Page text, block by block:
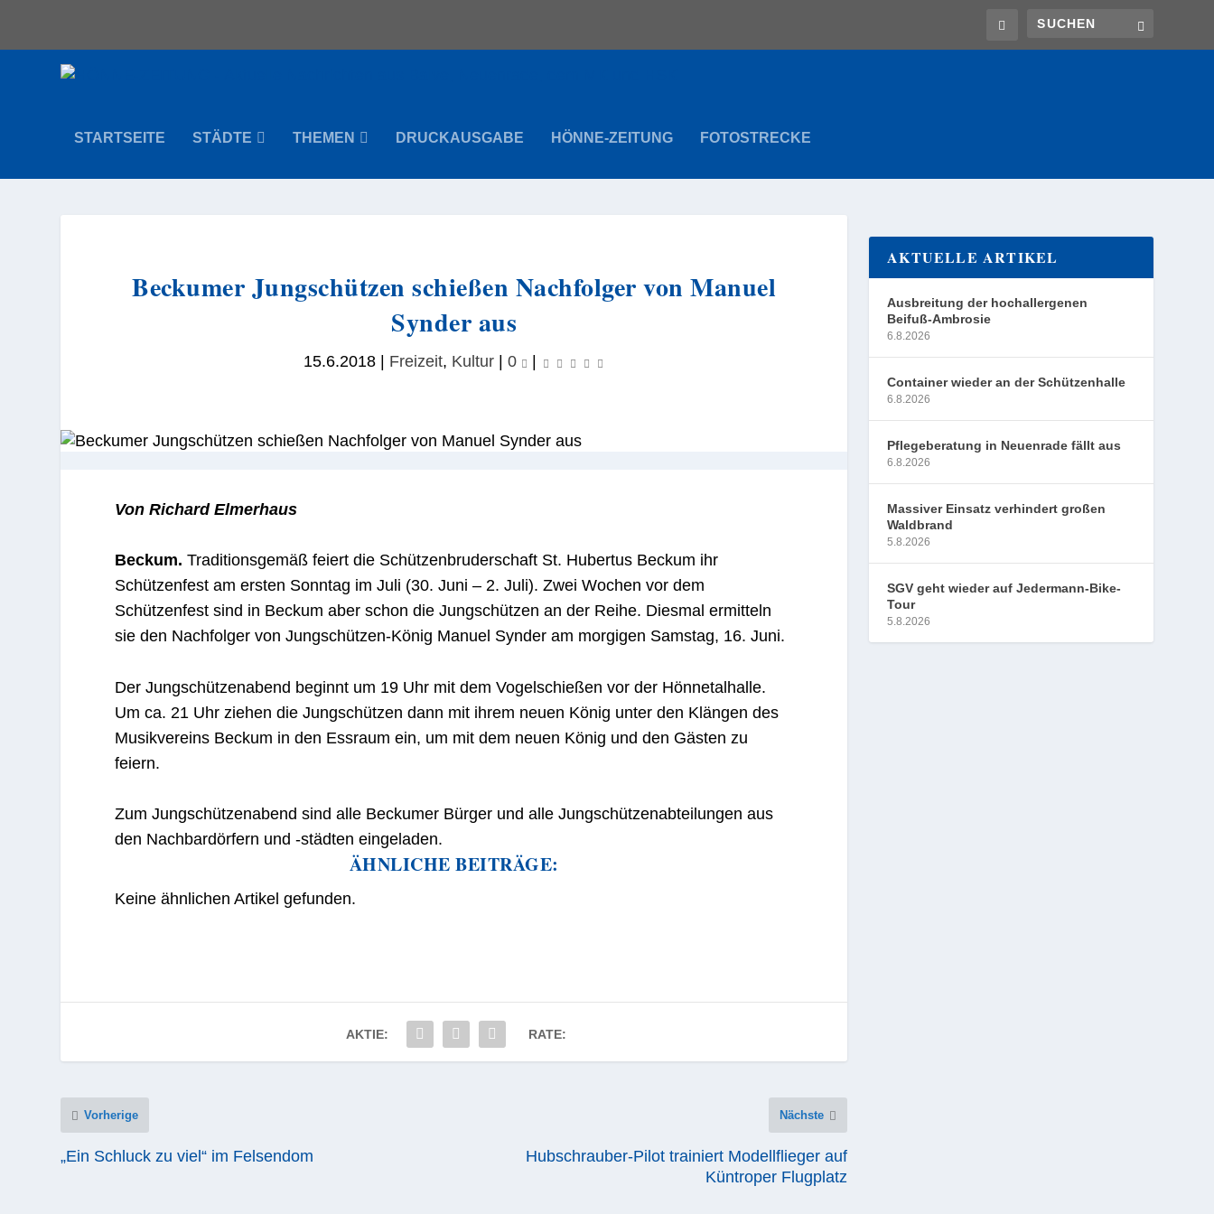
STARTSEITE STÄDTE THEMEN DRUCKAUSGABE HÖNNE-ZEITUNG FOTOSTRECKE
Beckumer Jungschützen schießen Nachfolger von Manuel
Synder aus
15.6.2018 Freizeit, Kultur |0
Von Richard Elmerhaus
Beckum. Traditionsgemäß feiert die Schützenbruderschaft St. Hubertus Beckum ihr
Schützenfest am ersten Sonntag im Juli (30. Juni – 2. Juli). Zwei Wochen vor dem
Schützenfest sind in Beckum aber schon die Jungschützen an der Reihe. Diesmal ermitteln
sie den Nachfolger von Jungschützen-König Manuel Synder am morgigen Samstag, 16. Juni.
Der Jungschützenabend beginnt um 19 Uhr mit dem Vogelschießen vor der Hönnetalhalle.
Um ca. 21 Uhr ziehen die Jungschützen dann mit ihrem neuen König unter den Klängen des
Musikvereins Beckum in den Essraum ein, um mit dem neuen König und den Gästen zu
feiern.
Zum Jungschützenabend sind alle Beckumer Bürger und alle Jungschützenabteilungen aus
den Nachbardörfern und -städten eingeladen.
ÄHNLICHE BEITRÄGE:
Keine ähnlichen Artikel gefunden.
AKTIE: RATE:
Vorherige
„Ein Schluck zu viel“ im Felsendom
Nächste
Hubschrauber-Pilot trainiert Modellflieger auf
Küntroper Flugplatz
AKTUELLE ARTIKEL
Ausbreitung der hochallergenen
Beifuß-Ambrosie
6.8.2026
Container wieder an der Schützenhalle
6.8.2026
Pflegeberatung in Neuenrade fällt aus
6.8.2026
Massiver Einsatz verhindert großen
Waldbrand
5.8.2026
SGV geht wieder auf Jedermann-Bike-
Tour
5.8.2026